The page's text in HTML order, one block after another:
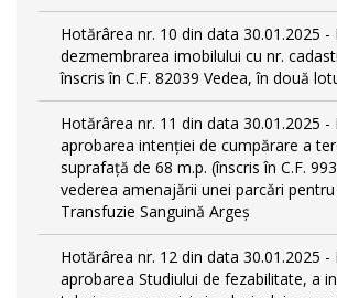
Hotărârea nr. 10 din data 30.01.2025
dezmembrarea imobilului cu nr.
înscris în C.F. 82039 Vedea, în două
Hotărârea nr. 11 din data 30.01.2025
aprobarea intenției de cumpărare a
suprafață de 68 m.p. (înscris în C.F.
vederea amenajării unei parcări
Transfuzie Sanguină Argeș
Hotărârea nr. 12 din data 30.01.2025
aprobarea Studiului de fezabilitate, a